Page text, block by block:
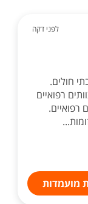
לפני דקה
חולים.
רפואיים
רפואיים.
מועמדות